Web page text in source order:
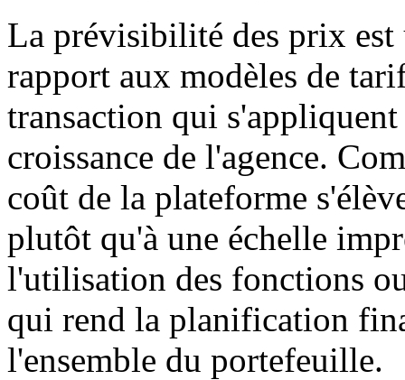
La prévisibilité des prix
rapport aux modèles de
transaction qui
croissance de l'agence.
coût de la plateforme
plutôt qu'à une échelle
l'utilisation des fonctions
qui rend la planification
l'ensemble du portefeuille.